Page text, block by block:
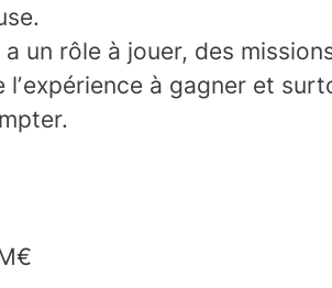
un rôle à jouer, des
lʼexpérience à gagner et